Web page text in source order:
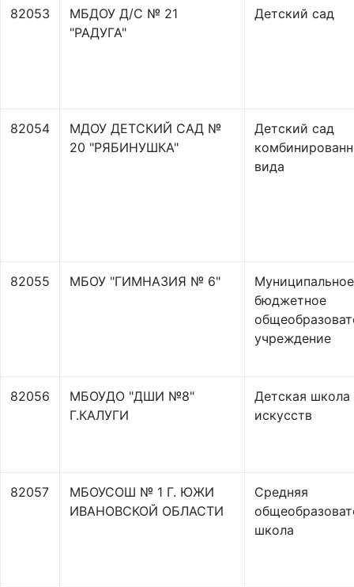
82053
МБДОУ Д/С № 21
"РАДУГА"
Детский сад
82054
МДОУ ДЕТСКИЙ САД №
20 "РЯБИНУШКА"
Детский сад
вида
82055 МБОУ "ГИМНАЗИЯ № 6"
Муниципальное
бюджетное
учреждение
82056
МБОУДО "ДШИ №8"
Г.КАЛУГИ
Детская школа
искусств
82057
МБОУСОШ № 1 Г. ЮЖИ
ИВАНОВСКОЙ ОБЛАСТИ
Средняя
школа